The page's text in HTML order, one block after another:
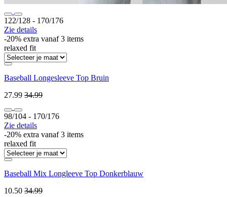
122/128 ‐ 170/176
Zie details
-20% extra vanaf 3 items
relaxed fit
Baseball Longesleeve Top Bruin
27.99 34.99
98/104 ‐ 170/176
Zie details
-20% extra vanaf 3 items
relaxed fit
Baseball Mix Longleeve Top Donkerblauw
10.50 34.99